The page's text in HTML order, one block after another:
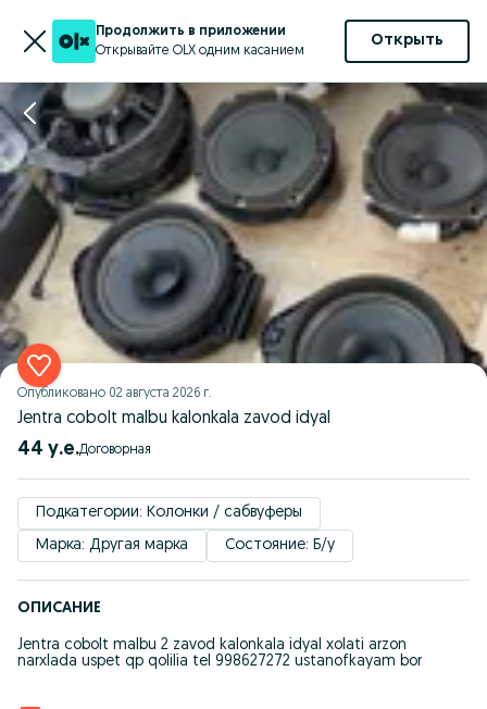
Продолжить в приложении
Открывайте OLX одним касанием
Открыть
Опубликовано 02 августа 2026 г.
Jentra cobolt malbu kalonkala zavod idyal
44 у.е. Договорная
Подкатегории: Колонки / сабвуферы
Марка: Другая марка
Состояние: Б/у
ОПИСАНИЕ
Jentra cobolt malbu 2 zavod kalonkala idyal xolati arzon
narxlada uspet qp qolilia tel 998627272 ustanofkayam bor